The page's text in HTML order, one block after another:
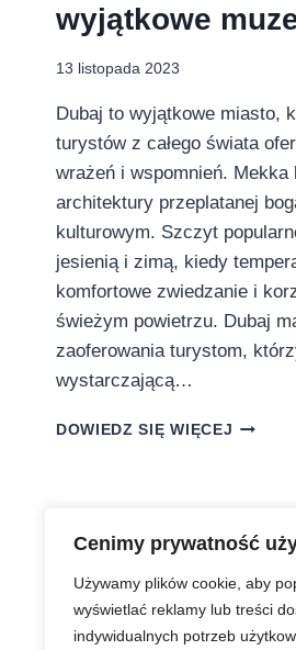
Cenimy prywatność
Używamy plików cookie, aby
wyświetlać reklamy lub treści
indywidualnych potrzeb
wyjątkowe
13 listopada 2023
Dubaj to wyjątkowe miasto,
turystów z całego świata
wrażeń i wspomnień.
architektury przeplatanej
kulturowym. Szczyt
jesienią i zimą, kiedy
komfortowe zwiedzanie i
świeżym powietrzu. Dubaj
zaoferowania turystom,
wystarczającą…
DOWIEDZ SIĘ WIĘCEJ KAWY,
OTO
MUZEA
W